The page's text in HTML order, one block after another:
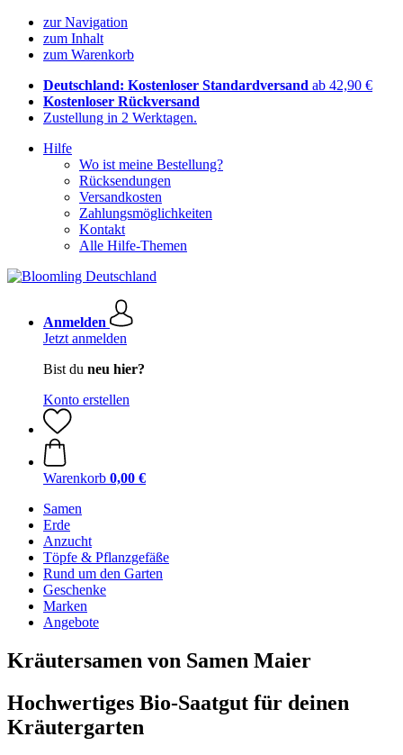
zur Navigation
zum Inhalt
zum Warenkorb
Deutschland: Kostenloser Standardversand ab 42,90 €
Kostenloser Rückversand
Zustellung in 2 Werktagen.
Hilfe
Wo ist meine Bestellung?
Rücksendungen
Versandkosten
Zahlungsmöglichkeiten
Kontakt
Alle Hilfe-Themen
Anmelden
Jetzt anmelden
Bist du neu hier?
Konto erstellen
Warenkorb 0,00 €
Samen
Erde
Anzucht
Töpfe & Pflanzgefäße
Rund um den Garten
Geschenke
Marken
Angebote
Kräutersamen von Samen Maier
Hochwertiges Bio-Saatgut für deinen
Kräutergarten